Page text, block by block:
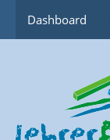
Dashboard